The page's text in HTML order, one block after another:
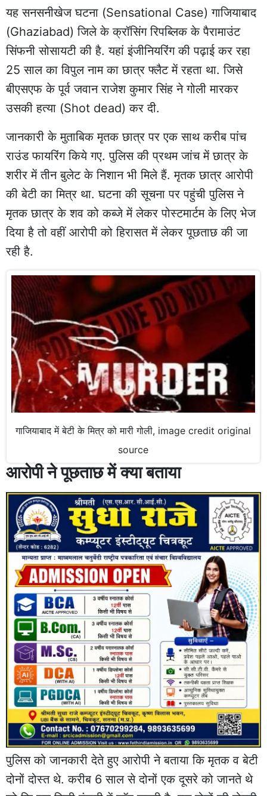
यह सनसनीखेज घटना (Sensational Case) गाजियाबाद
(Ghaziabad) जिले के क्रॉसिंग रिपब्लिक के पैरामाउंट
सिंफनी सोसायटी की है. यहां इंजीनियरिंग की पढ़ाई कर रहा
25 साल का विपुल नाम का छात्र फ्लैट में रहता था. जिसे
बीएसएफ के पूर्व जवान राजेश कुमार सिंह ने गोली मारकर
उसकी हत्या (Shot dead) कर दी.
जानकारी के मुताबिक मृतक छात्र पर एक साथ करीब पांच
राउंड फायरिंग किये गए. पुलिस की प्रथम जांच में छात्र के
शरीर में तीन बुलेट के निशान भी मिले हैं. मृतक छात्र आरोपी
की बेटी का मित्र था. घटना की सूचना पर पहुंची पुलिस ने
मृतक छात्र के शव को कब्जे में लेकर पोस्टमार्टम के लिए भेज
दिया है तो वहीं आरोपी को हिरासत में लेकर पूछताछ की जा
रही है.
गाजियाबाद में बेटी के मित्र को मारी गोली, image credit original
source
आरोपी ने पूछताछ में क्या बताया
पुलिस को जानकारी देते हुए आरोपी ने बताया कि मृतक व बेटी
दोनों दोस्त थे. करीब 6 साल से दोनों एक दूसरे को जानते थे